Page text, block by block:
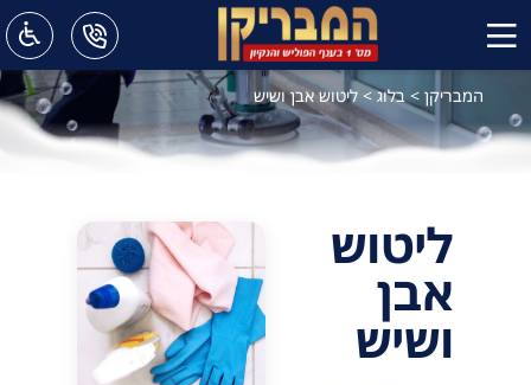
המבריקן >בלוג> ליטוש אבן ושיש
ליטוש
אבן
ושיש